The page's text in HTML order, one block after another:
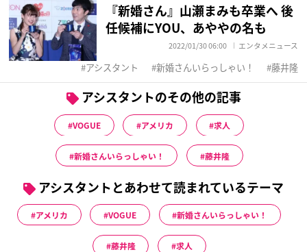
『新婚さん』山瀬まみも卒業へ 後
任候補にYOU、あややの名も
2022/01/30 06:00 エンタメニュース
アシスタント 新婚さんいらっしゃい！ 藤井隆
アシスタントのその他の記事
VOGUE アメリカ 求人
新婚さんいらっしゃい！ 藤井隆
アシスタントとあわせて読まれているテーマ
アメリカ VOGUE 新婚さんいらっしゃい！
藤井隆 求人